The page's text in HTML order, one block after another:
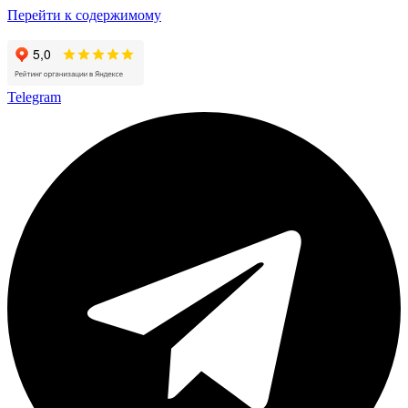
Перейти к содержимому
Telegram